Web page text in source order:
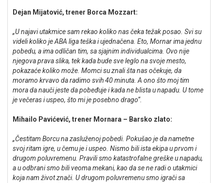
Dejan Mijatović, trener Borca Mozzart:
„U najavi utakmice sam rekao koliko nas čeka težak posao. Svi su
videli koliko je ABA liga teška i ujednačena. Eto, Mornar ima jednu
pobedu, a ima odličan tim, sa sjajnim individualcima. Ovo nije
njegova prava slika, tek kada bude sve leglo na svoje mesto,
pokazaće koliko može. Momci su znali šta nas očekuje, da
moramo krvavo da radimo svih 40 minuta. A ono što moj tim
mora da nauči jeste da pobeđuje i kada ne blista u napadu. U tome
je večeras i uspeo, što mi je posebno drago“.
Mihailo Pavićević, trener Mornara – Barsko zlato:
„Čestitam Borcu na zasluženoj pobedi. Pokušao je da nametne
svoj ritam igre, u čemu je i uspeo. Nismo bili ista ekipa u prvom i
drugom poluvremenu. Pravili smo katastrofalne greške u napadu,
a u odbrani smo bili veoma mekani, kao da se ne radi o utakmici
koja nam život znači. U drugom poluvremenu smo igrači sa